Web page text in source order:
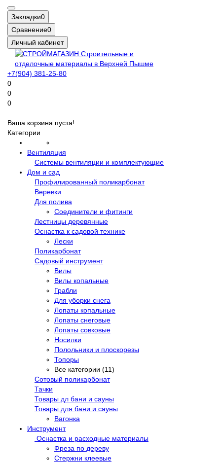
Закладки0
Сравнение0
Личный кабинет
+7(904) 381-25-80
0
0
0
Ваша корзина пуста!
Категории
Вентиляция
Системы вентиляции и комплектующие
Дом и сад
Профилированный поликарбонат
Веревки
Для полива
Соединители и фитинги
Лестницы деревянные
Оснастка к садовой технике
Лески
Поликарбонат
Садовый инструмент
Вилы
Вилы копальные
Грабли
Для уборки снега
Лопаты копальные
Лопаты снеговые
Лопаты совковые
Носилки
Полольники и плоскорезы
Топоры
Все категории (11)
Сотовый поликарбонат
Тачки
Товары дл бани и сауны
Товары для бани и сауны
Вагонка
Инструмент
Оснастка и расходные материалы
Фреза по дереву
Стержни клеевые